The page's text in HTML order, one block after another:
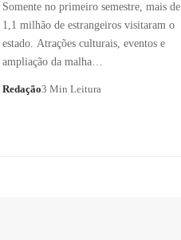
Somente no primeiro semestre, mais de
1,1 milhão de estrangeiros visitaram o
estado. Atrações culturais, eventos e
ampliação da malha…
Redação3 Min Leitura